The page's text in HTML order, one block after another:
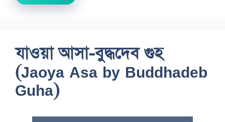
যাওয়া আসা-বুদ্ধদেব গুহ
(Jaoya Asa by Buddhadeb
Guha)